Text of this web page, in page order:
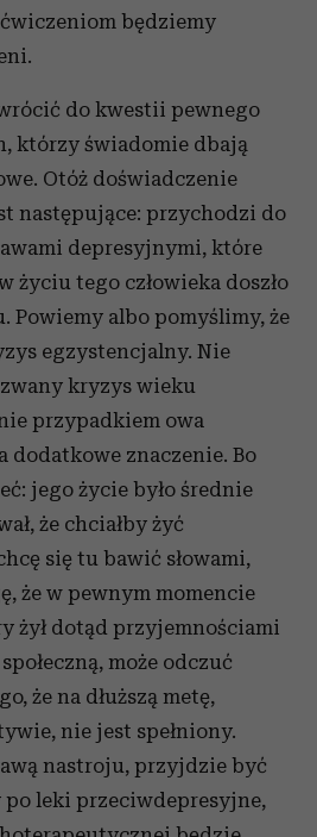
będziemy
do kwestii pewnego
którzy świadomie dbają
Otóż doświadczenie
następujące: przychodzi do
depresyjnymi, które
życiu tego człowieka doszło
Powiemy albo pomyślimy, że
egzystencjalny. Nie
kryzys wieku
przypadkiem owa
dodatkowe znaczenie. Bo
jego życie było średnie
że chciałby żyć
się tu bawić słowami,
że w pewnym momencie
żył dotąd przyjemnościami
może odczuć
że na dłuższą metę,
nie jest spełniony.
nastroju, przyjdzie być
leki przeciwdepresyjne,